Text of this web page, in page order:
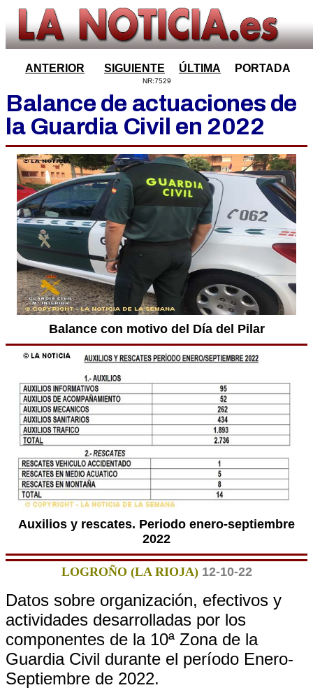
ANTERIOR SIGUIENTE ÚLTIMA PORTADA
NR:7529
Balance de actuaciones de
la Guardia Civil en 2022
Balance con motivo del Día del Pilar
Auxilios y rescates. Periodo enero-septiembre
2022
LOGROÑO (LA RIOJA) 12-10-22
Datos sobre organización, efectivos y
actividades desarrolladas por los
componentes de la 10ª Zona de la
Guardia Civil durante el período Enero-
Septiembre de 2022.